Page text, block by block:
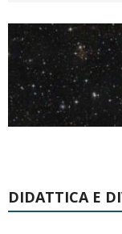
DIDATTICA E